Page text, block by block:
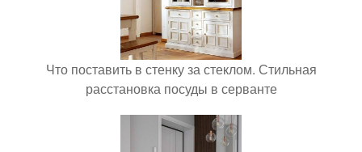
Что поставить в стенку за стеклом. Стильная
расстановка посуды в серванте